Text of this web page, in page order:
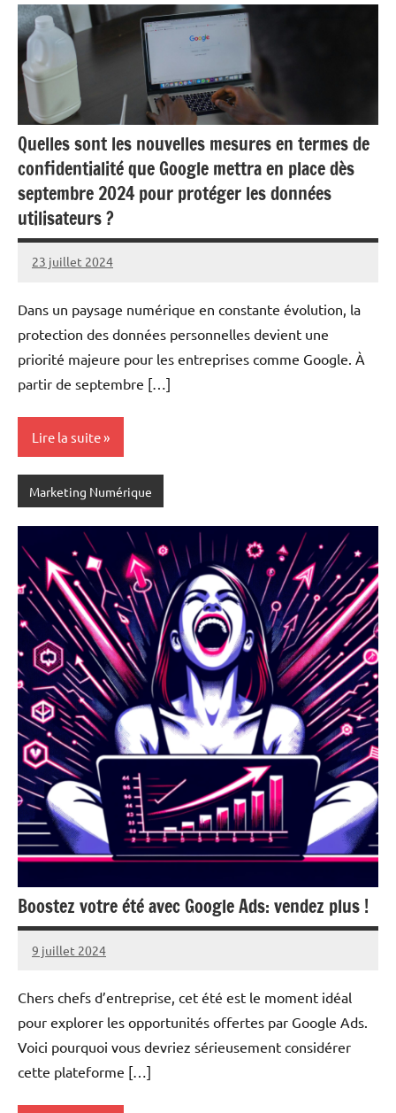
Quelles sont les nouvelles mesures en termes de
confidentialité que Google mettra en place dès
septembre 2024 pour protéger les données
utilisateurs ?
23 juillet 2024
Ruben
Dans un paysage numérique en constante évolution, la
protection des données personnelles devient une
priorité majeure pour les entreprises comme Google. À
partir de septembre […]
Lire la suite
Marketing Numérique
Boostez votre été avec Google Ads: vendez plus !
9 juillet 2024
Ruben
Chers chefs d’entreprise, cet été est le moment idéal
pour explorer les opportunités offertes par Google Ads.
Voici pourquoi vous devriez sérieusement considérer
cette plateforme […]